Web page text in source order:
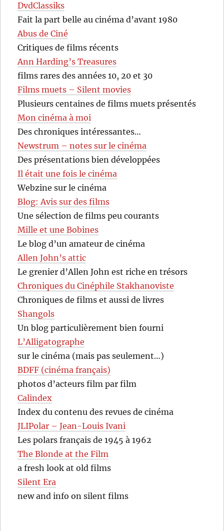
DvdClassiks
Fait la part belle au cinéma d’avant 1980
Abus de Ciné
Critiques de films récents
Ann Harding’s Treasures
films rares des années 10, 20 et 30
Films muets – Silent movies
Plusieurs centaines de films muets présentés
Mon cinéma à moi
Des chroniques intéressantes…
Newstrum – notes sur le cinéma
Des présentations bien développées
Il était une fois le cinéma
Webzine sur le cinéma
Blog: Avis sur des films
Une sélection de films peu courants
Mille et une Bobines
Le blog d’un amateur de cinéma
Allen John’s attic
Le grenier d’Allen John est riche en trésors
Chroniques du Cinéphile Stakhanoviste
Chroniques de films et aussi de livres
Shangols
Un blog particulièrement bien fourni
L’Alligatographe
sur le cinéma (mais pas seulement…)
BDFF (cinéma français)
photos d’acteurs film par film
Calindex
Index du contenu des revues de cinéma
JLIPolar – Jean-Louis Ivani
Les polars français de 1945 à 1962
The Blonde at the Film
a fresh look at old films
Silent Era
new and info on silent films